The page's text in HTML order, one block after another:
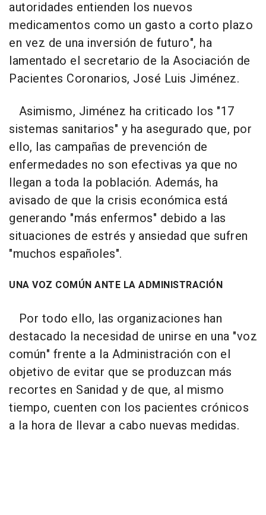
autoridades entienden los nuevos
medicamentos como un gasto a corto plazo
en vez de una inversión de futuro", ha
lamentado el secretario de la Asociación de
Pacientes Coronarios, José Luis Jiménez.
Asimismo, Jiménez ha criticado los "17
sistemas sanitarios" y ha asegurado que, por
ello, las campañas de prevención de
enfermedades no son efectivas ya que no
llegan a toda la población. Además, ha
avisado de que la crisis económica está
generando "más enfermos" debido a las
situaciones de estrés y ansiedad que sufren
"muchos españoles".
UNA VOZ COMÚN ANTE LA ADMINISTRACIÓN
Por todo ello, las organizaciones han
destacado la necesidad de unirse en una "voz
común" frente a la Administración con el
objetivo de evitar que se produzcan más
recortes en Sanidad y de que, al mismo
tiempo, cuenten con los pacientes crónicos
a la hora de llevar a cabo nuevas medidas.